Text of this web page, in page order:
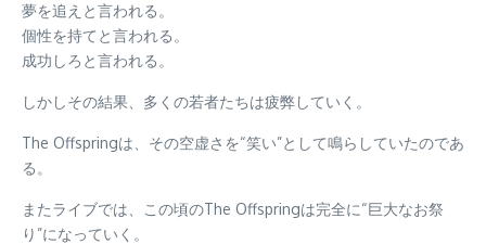
夢を追えと言われる。
個性を持てと言われる。
成功しろと言われる。
しかしその結果、多くの若者たちは疲弊していく。
The Offspringは、その空虚さを“笑い”として鳴らしていたのであ
る。
またライブでは、この頃のThe Offspringは完全に“巨大なお祭
り”になっていく。